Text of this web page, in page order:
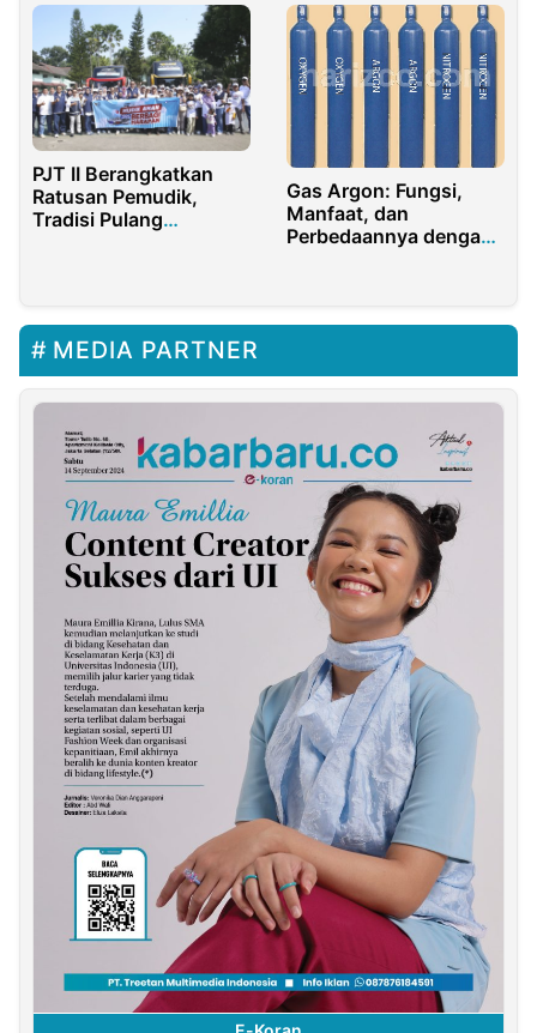
PJT II Berangkatkan
Ratusan Pemudik,
Tradisi Pulang
Gas Argon: Fungsi,
Manfaat, dan
Perbedaannya dengan
MEDIA PARTNER